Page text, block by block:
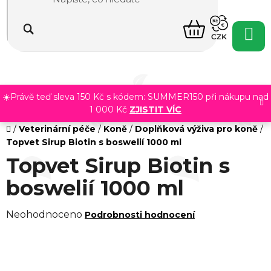
obsah
☀️Právě teď sleva 150 Kč s kódem: SUMMER150 při nákupu nad
1 000 Kč ZJISTIT VÍC
NÁKUPNÍ
KOŠÍK
CZK
Domů
/ Veterinární péče / Koně / Doplňková výživa pro koně /
Topvet Sirup Biotin s boswelií 1000 ml
Topvet Sirup Biotin s
boswelií 1000 ml
Průměrné
Neohodnoceno Podrobnosti hodnocení